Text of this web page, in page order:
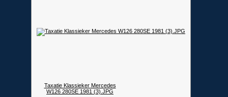
Taxatie Klassieker Mercedes
W126 280SE 1981 (3).JPG